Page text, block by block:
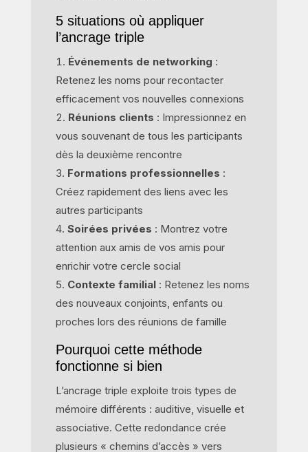
5 situations où appliquer
l’ancrage triple
Événements de networking :
Retenez les noms pour recontacter
efficacement vos nouvelles connexions
Réunions clients : Impressionnez en
vous souvenant de tous les participants
dès la deuxième rencontre
Formations professionnelles :
Créez rapidement des liens avec les
autres participants
Soirées privées : Montrez votre
attention aux amis de vos amis pour
enrichir votre cercle social
Contexte familial: Retenez les noms
des nouveaux conjoints, enfants ou
proches lors des réunions de famille
Pourquoi cette méthode
fonctionne si bien
L’ancrage triple exploite trois types de
mémoire différents : auditive, visuelle et
associative. Cette redondance crée
plusieurs « chemins d’accès » vers